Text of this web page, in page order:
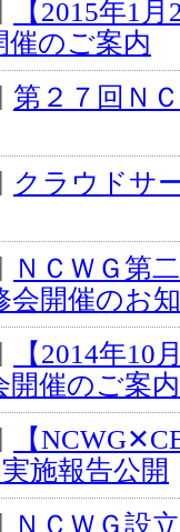
【2015年1
催のご案内
第２７回Ｎ
クラウドサ
ＮＣＷＧ第
会開催のお
【2014年10
開催のご案内
【
施報告公開
ＮＣＷＧ設